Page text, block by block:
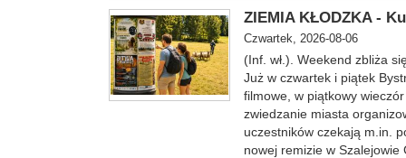
ZIEMIA KŁODZKA -
Czwartek, 2026-08-06
(Inf. wł.). Weekend zbliża
Już w czwartek i piątek
filmowe, w piątkowy
zwiedzanie miasta
uczestników czekają m.in.
nowej remizie w